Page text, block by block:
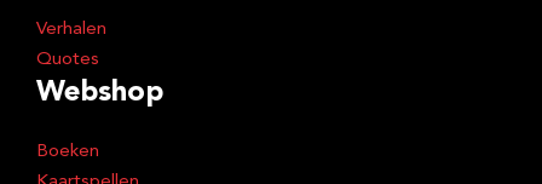
Verhalen
Quotes
Webshop
Boeken